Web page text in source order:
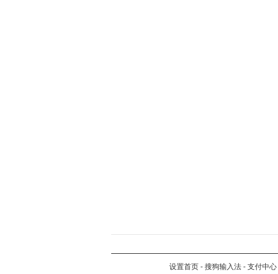
设置首页 - 搜狗输入法 - 支付中心